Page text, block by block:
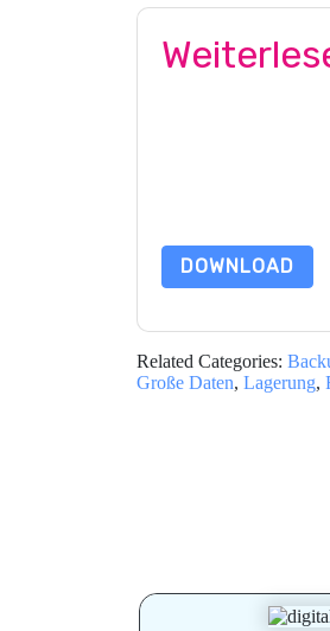
DOWNLOAD
Related Categories:
Große Daten, Lagerung,